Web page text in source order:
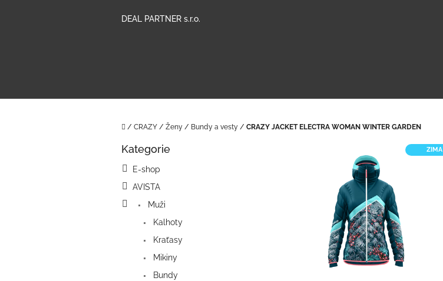
DEAL PARTNER s.r.o.
Domů
/ CRAZY / Ženy / Bundy a vesty / CRAZY JACKET ELECTRA WOMAN WINTER GARDEN
Přeskočit
Kategorie
E-shop
AVISTA
Muži
Kalhoty
Kraťasy
Mikiny
Bundy
ZIMA